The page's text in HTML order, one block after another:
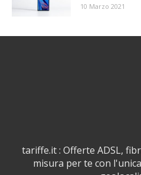
10 Marzo 2021
tariffe.it : Offerte ADSL,
misura per te con